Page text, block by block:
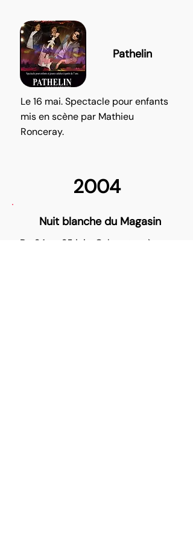
Pathelin
Le 16 mai. Spectacle pour enfants
mis en scène par Mathieu
Ronceray.
2004
Nuit blanche du Magasin
Du 24 au 25 juin. Cabaret, scènes